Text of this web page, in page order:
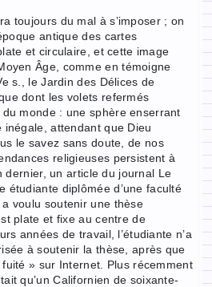
toujours du mal à s’imposer ; on
antique des cartes
et circulaire, et cette image
Âge, comme en témoigne
s., le Jardin des Délices de
dont les volets refermés
monde : une sphère enserrant
attendant que Dieu
le savez sans doute, de nos
religieuses persistent à
dernier, un article du journal Le
étudiante diplômée d’une faculté
voulu soutenir une thèse
plate et fixe au centre de
années de travail, l’étudiante n’a
à soutenir la thèse, après que
» sur Internet. Plus récemment
qu’un Californien de soixante-